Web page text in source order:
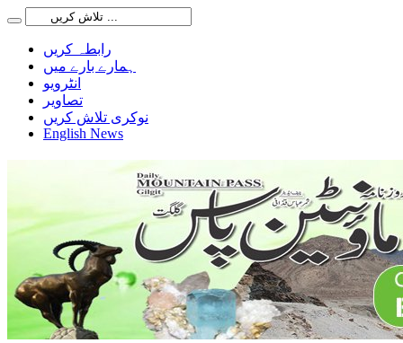
رابطہ کریں
ہمارے بارے میں
انٹرویو
تصاویر
نوکری تلاش کریں
English News